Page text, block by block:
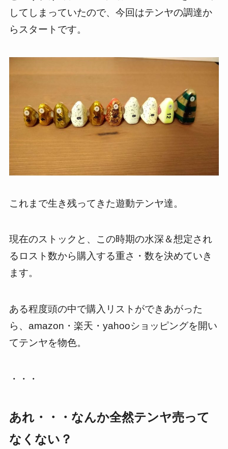
してしまっていたので、今回はテンヤの調達か
らスタートです。
これまで生き残ってきた遊動テンヤ達。
現在のストックと、この時期の水深＆想定され
るロスト数から購入する重さ・数を決めていき
ます。
ある程度頭の中で購入リストができあがった
ら、 amazon ・楽天・ yahooショッピングを開い
てテンヤを物色。
・・・
あれ・・・なんか全然テンヤ売って
なくない？